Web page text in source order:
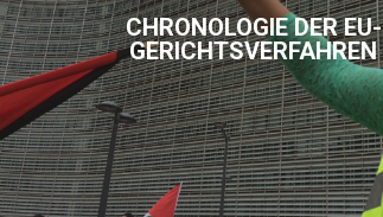
CHRONOLOGIE DER EU-
GERICHTSVERFAHREN